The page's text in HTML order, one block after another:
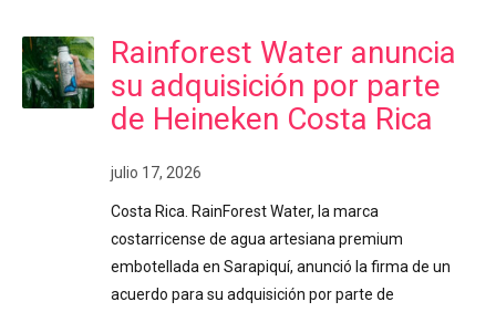
Rainforest Water anuncia
su adquisición por parte
de Heineken Costa Rica
julio 17, 2026
Costa Rica. RainForest Water, la marca
costarricense de agua artesiana premium
embotellada en Sarapiquí, anunció la firma de un
acuerdo para su adquisición por parte de